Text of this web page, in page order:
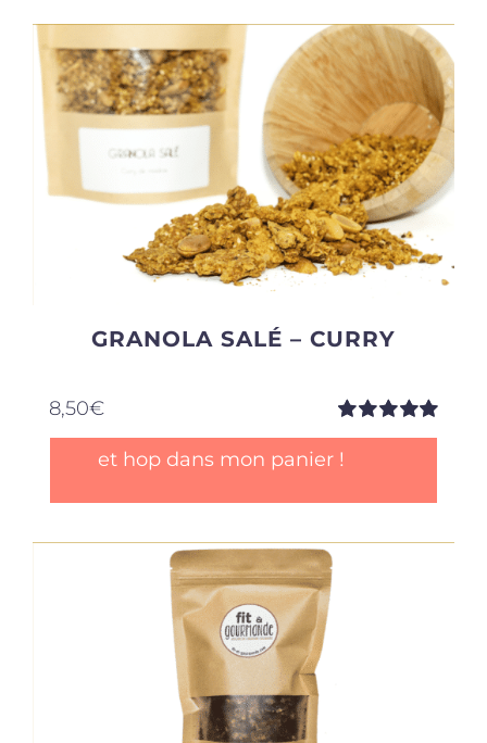
GRANOLA SALÉ – CURRY
Note5.00sur
8,50€
et hop dans mon panier !